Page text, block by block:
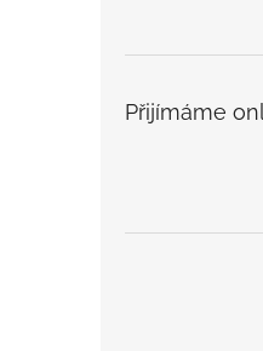
Přijímáme